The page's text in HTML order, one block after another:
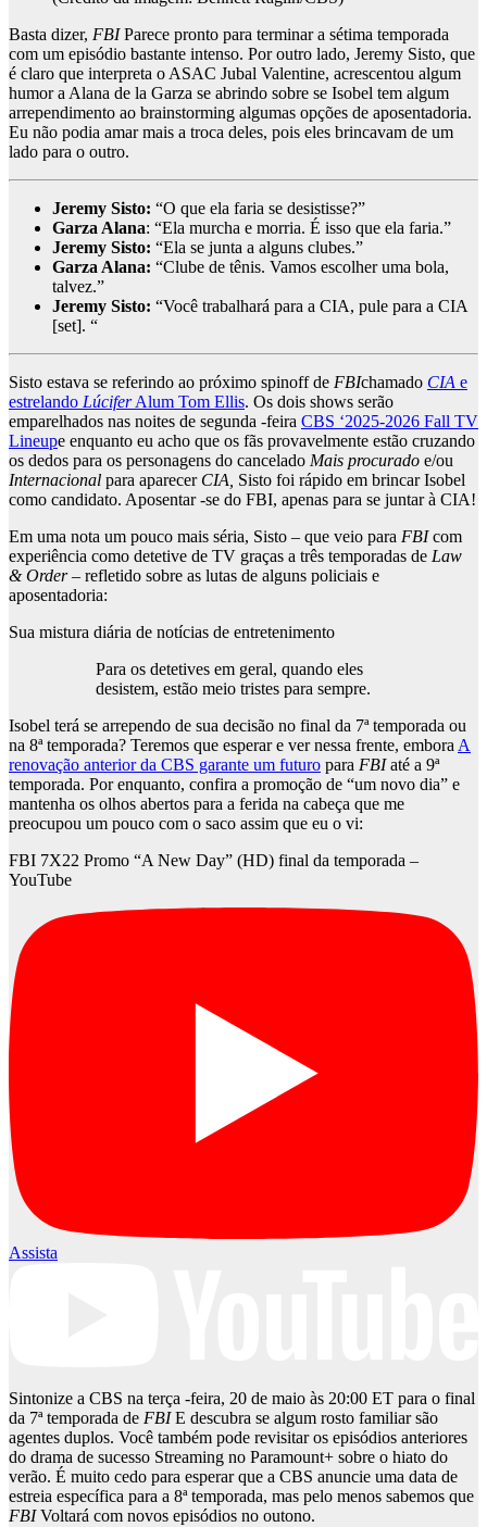
Basta dizer, FBIParece pronto para terminar a sétima temporada
com um episódio bastante intenso. Por outro lado, Jeremy Sisto, que
é claro que interpreta o ASAC Jubal Valentine, acrescentou algum
humor a Alana de la Garza se abrindo sobre se Isobel tem algum
arrependimento ao brainstorming algumas opções de aposentadoria.
Eu não podia amar mais a troca deles, pois eles brincavam de um
lado para o outro.
Jeremy Sisto: “O que ela faria se desistisse?”
Garza Alana: “Ela murcha e morria. É isso que ela faria.”
Jeremy Sisto: “Ela se junta a alguns clubes.”
Garza Alana: “Clube de tênis. Vamos escolher uma bola,
talvez.”
Jeremy Sisto: “Você trabalhará para a CIA, pule para a CIA
[set]. “
Sisto estava se referindo ao próximo spinoff de FBIchamado CIA e
estrelando LúciferAlum Tom Ellis. Os dois shows serão
emparelhados nas noites de segunda -feira CBS ‘2025-2026 Fall TV
Lineupe enquanto eu acho que os fãs provavelmente estão cruzando
os dedos para os personagens do cancelado Mais procurado e/ou
Internacional para aparecer CIA, Sisto foi rápido em brincar Isobel
como candidato. Aposentar -se do FBI, apenas para se juntar à CIA!
Em uma nota um pouco mais séria, Sisto – que veio para FBIcom
experiência como detetive de TV graças a três temporadas de Law
& Order– refletido sobre as lutas de alguns policiais e
aposentadoria:
Sua mistura diária de notícias de entretenimento
Para os detetives em geral, quando eles
desistem, estão meio tristes para sempre.
Isobel terá se arrependo de sua decisão no final da 7ª temporada ou
na 8ª temporada? Teremos que esperar e ver nessa frente, emboraA
renovação anterior da CBS garante um futuro para FBIaté a 9ª
temporada. Por enquanto, confira a promoção de “um novo dia” e
mantenha os olhos abertos para a ferida na cabeça que me
preocupou um pouco com o saco assim que eu o vi:
FBI 7X22 Promo “A New Day” (HD) final da temporada –
YouTube
Assista
Sintonize a CBS na terça -feira, 20 de maio às 20:00 ET para o final
da 7ª temporada de FBIE descubra se algum rosto familiar são
agentes duplos. Você também pode revisitar os episódios anteriores
do drama de sucesso Streaming no Paramount+ sobre o hiato do
verão. É muito cedo para esperar que a CBS anuncie uma data de
estreia específica para a 8ª temporada, mas pelo menos sabemos que
FBIVoltará com novos episódios no outono.